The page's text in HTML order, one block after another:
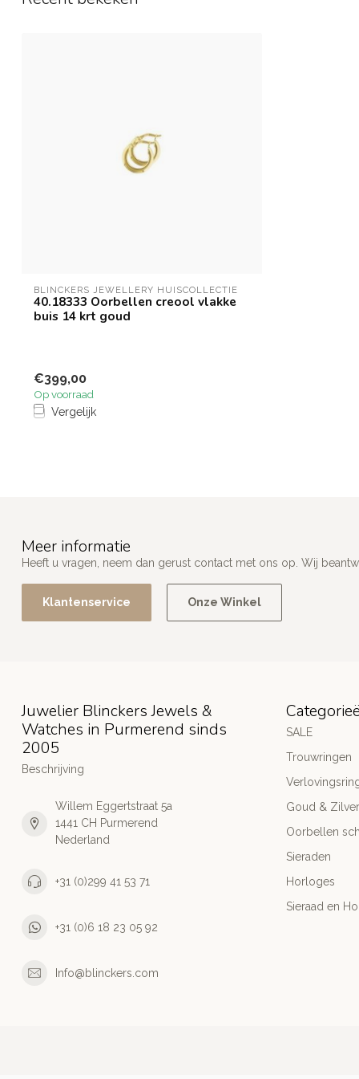
BLINCKERS JEWELLERY HUISCOLLECTIE
40.18333 Oorbellen creool vlakke
buis 14 krt goud
€399,00
Op voorraad
Vergelijk
Meer informatie
Heeft u vragen, neem dan gerust contact met ons op. Wij
Klantenservice Onze Winkel
Juwelier Blinckers Jewels &
Watches in Purmerend sinds
2005
Beschrijving
Willem Eggertstraat 5a
1441 CH Purmerend
Nederland
+31 (0)299 41 53 71
+31 (0)6 18 23 05 92
Info@blinckers.com
SALE
Trouwringen
Goud &
Oorbellen
Sieraden
Horloges
Sieraad en